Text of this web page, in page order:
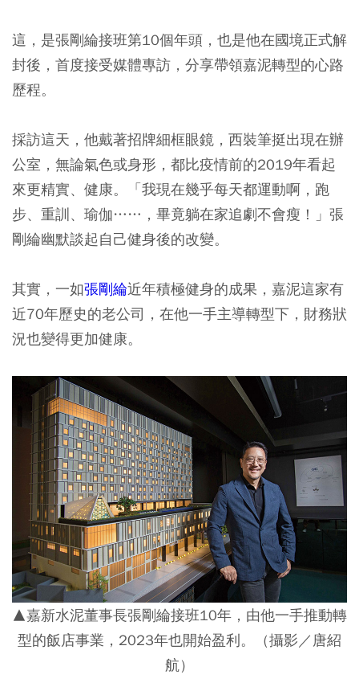
這，是張剛綸接班第10個年頭，也是他在國境正式解
封後，首度接受媒體專訪，分享帶領嘉泥轉型的心路
歷程。
採訪這天，他戴著招牌細框眼鏡，西裝筆挺出現在辦
公室，無論氣色或身形，都比疫情前的2019年看起
來更精實、健康。「我現在幾乎每天都運動啊，跑
步、重訓、瑜伽……，畢竟躺在家追劇不會瘦！」張
剛綸幽默談起自己健身後的改變。
其實，一如張剛綸近年積極健身的成果，嘉泥這家有
近70年歷史的老公司，在他一手主導轉型下，財務狀
況也變得更加健康。
▲嘉新水泥董事長張剛綸接班10年，由他一手推動轉
型的飯店事業，2023年也開始盈利。（攝影／唐紹
航）